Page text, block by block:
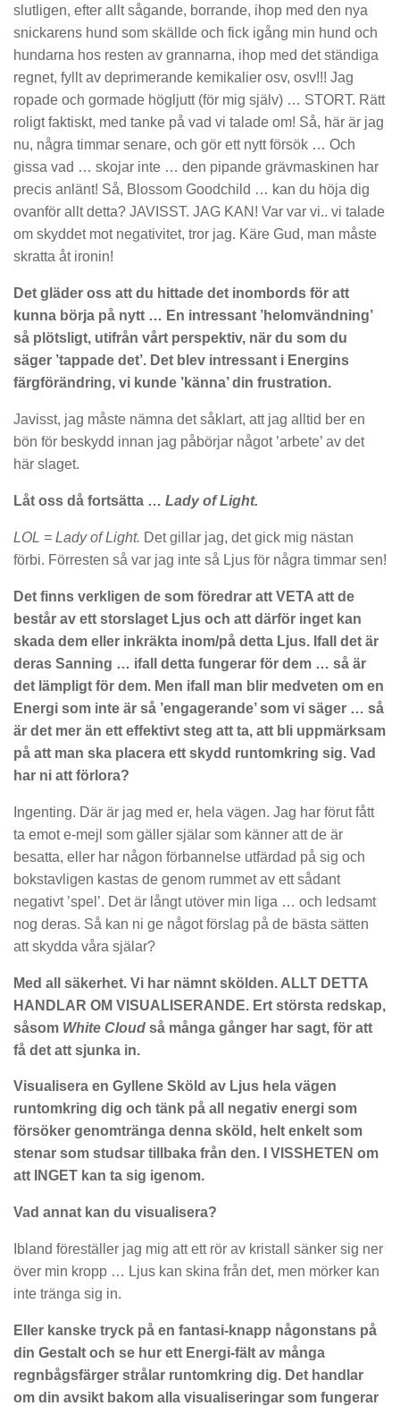
slutligen, efter allt sågande, borrande, ihop med den nya
snickarens hund som skällde och fick igång min hund och
hundarna hos resten av grannarna, ihop med det ständiga
regnet, fyllt av deprimerande kemikalier osv, osv!!! Jag
ropade och gormade högljutt (för mig själv) … STORT. Rätt
roligt faktiskt, med tanke på vad vi talade om! Så, här är jag
nu, några timmar senare, och gör ett nytt försök … Och
gissa vad … skojar inte … den pipande grävmaskinen har
precis anlänt! Så, Blossom Goodchild … kan du höja dig
ovanför allt detta? JAVISST. JAG KAN! Var var vi.. vi talade
om skyddet mot negativitet, tror jag. Käre Gud, man måste
skratta åt ironin!
Det gläder oss att du hittade det inombords för att
kunna börja på nytt … En intressant ’helomvändning’
så plötsligt, utifrån vårt perspektiv, när du som du
säger ’tappade det’. Det blev intressant i Energins
färgförändring, vi kunde ’känna’ din frustration.
Javisst, jag måste nämna det såklart, att jag alltid ber en
bön för beskydd innan jag påbörjar något ’arbete’ av det
här slaget.
Låt oss då fortsätta … Lady of Light.
LOL = Lady of Light. Det gillar jag, det gick mig nästan
förbi. Förresten så var jag inte så Ljus för några timmar sen!
Det finns verkligen de som föredrar att VETA att de
består av ett storslaget Ljus och att därför inget kan
skada dem eller inkräkta inom/på detta Ljus. Ifall det är
deras Sanning … ifall detta fungerar för dem … så är
det lämpligt för dem. Men ifall man blir medveten om en
Energi som inte är så ’engagerande’ som vi säger … så
är det mer än ett effektivt steg att ta, att bli uppmärksam
på att man ska placera ett skydd runtomkring sig. Vad
har ni att förlora?
Ingenting. Där är jag med er, hela vägen. Jag har förut fått
ta emot e-mejl som gäller själar som känner att de är
besatta, eller har någon förbannelse utfärdad på sig och
bokstavligen kastas de genom rummet av ett sådant
negativt ’spel’. Det är långt utöver min liga … och ledsamt
nog deras. Så kan ni ge något förslag på de bästa sätten
att skydda våra själar?
Med all säkerhet. Vi har nämnt skölden. ALLT DETTA
HANDLAR OM VISUALISERANDE. Ert största redskap,
såsom White Cloud så många gånger har sagt, för att
få det att sjunka in.
Visualisera en Gyllene Sköld av Ljus hela vägen
runtomkring dig och tänk på all negativ energi som
försöker genomtränga denna sköld, helt enkelt som
stenar som studsar tillbaka från den. I VISSHETEN om
att INGET kan ta sig igenom.
Vad annat kan du visualisera?
Ibland föreställer jag mig att ett rör av kristall sänker sig ner
över min kropp … Ljus kan skina från det, men mörker kan
inte tränga sig in.
Eller kanske tryck på en fantasi-knapp någonstans på
din Gestalt och se hur ett Energi-fält av många
regnbågsfärger strålar runtomkring dig. Det handlar
om din avsikt bakom alla visualiseringar som fungerar